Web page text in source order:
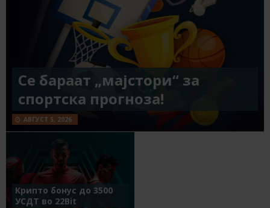
Се бараат „мајстори“ за
спортска прогноза!
АВГУСТ 5, 2026
Крипто бонус до 3500
УСДТ во 22Bit